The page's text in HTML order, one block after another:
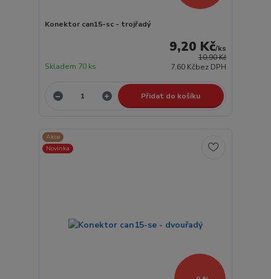
Konektor can15-sc - trojřadý
10,90 Kč
9,20 Kč/ks
7,60 Kčbez DPH
Skladem 70 ks
Přidat do košíku
Akce
Novinka